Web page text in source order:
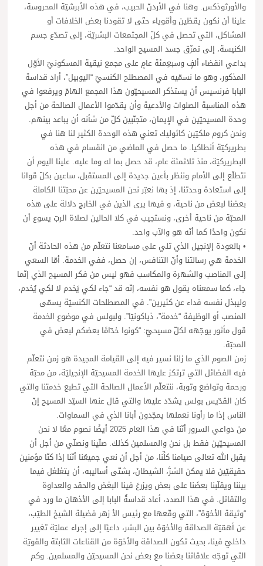
والأورثوذكس. وهنا في الأردنّ الحبيب، في هذه الأبرشيّة المحروسة،
علينا أن نكون يقظين وأقوياء حتّى لا تقودنا بعض الخلافات أو
المشاكل، التي تحصل في كلّ المجتمعات البشريّة، إلى تصدّع جسم
الكنيسة، إلى تمزّق جسد المسيح الواحد.
بداعي انقضاء ألفٍ وسبعِمئة عامٍ على مجمع نيقية المسكونيّ الأوّل
المذكور، وهو ما نسمّيه في المصطلح الكنسيّ “اليوبيل”، أراد قداسة
البابا فرنسيس أن يستذكر المسيحيّون هذا المجمع الهامّ ويرفعوا في
هذه المناسبة الصلوات والأدعية وأن يقدّموا الأعمال الصالحة من أجل
وحدة المسيحيّين في الإيمان، متجنّبين كلّ من شأنه أن يباعد بينهم.
ونحن كروم ملكيّين كاثوليك تعني هذه الوحدة الكثير لنا هنا في
بطريركيّة أنطاكيا. ما حصل في الماضي من انقسام في هذه
البطريركيّة، منذ ثلاثمئة عام، قد حصل بما له وما عليه. علينا اليوم أن
نتطلّع إلى الأمام وننظر بأعين جديدة إلى المستقبل، ساعين بكلّ قوانا
إلى استعادة وحدتنا، إذ بها نعبّر نحن المسيحيّين عن محبّتنا الكاملة
بعضنا لبعض من ناحية، و فيها يرى الذين في الخارج دلالة على هذه
المحبّة من ناحية أخرى، ونستجيب في كلا الحالين لصلاة الربّ يسوع أن
نكون واحدًا كما أنّه هو والآب واحد.
• بالعودة إلإنجيل الذي تلي على مسامعنا نتعلّم من هذه الحادثة أنّ
الخدمة هي رسالتنا وأنّ التنافس، إن حصل، ففي الخدمة. أمّا السعي
إلى المناصب والشهرة والمكاسب فهو ليس من فكر المسيح الذي إنّما
جاء، كما سمعناه يقول هو نفسه، إنّه قد “جاء لكي يَخدم لا لكي يُخدم،
وليبذل نفسه فداء عن كثيرين”. في المصطلحات الكنسيّة يسمّى
المنصب أو الوظيفة “خدمة”، ذياكونيّا”. ولبولس في موضوع الخدمة
قول مأثور يوجّهه لكلّ مسيحيّ: “كونوا خدّامًا بعضكم لبعض في
المحبّة.
زمن الصوم الذي ما زلنا نسير فيه إلى القيامة المجيدة هو زمن نتعلّم
فيه الفضائل التي ترتكز عليها الخدمة المسيحيّة الإنجيليّة، من محبّة
ورحمة وتواضع وتوبة، ننتعلّم الأعمال الصالحة التي تطبع خدمتنا والتي
كان القدّيس بولس يشدّد عليها والتي قال عنها السيّد المسيح إنّ
الناس إذا ما رأونا نعملها يمجّدون أبانا الذي في السماوات.
من دواعي السرور أنّنا في هذا العام 2025 أيضًا نصوم معًا لا نحن
المسيحيّين فقط بل نحن والمسلمين كذلك. صلّينا ونصلّي من أجل أن
يقبل الله تعالى صيامنا كلِّنا، من أجل أن نعي جميعُنا أنّنا إذا كنّا مؤمنين
حقيقيّين فلا يمكن الشرَّ، الشيطانَ، بشتّى أساليبه، أن يتغلغل فيما
بيننا ويقلّبنا بعضَنا على بعض ويزرعَ فينا البغض والحقد والعداوة
والتقاتل. في هذا الصدد، أعاد قداسةُ البابا إلى الأذهان ما ورد في
“وثيقة الأخوّة”، التي وقّعها مع رئيس الأ زهر فضيلة الشيخ الطيّب،
عن أهمّيّة الصداقة والأخوّة بين البشر، داعيًا إلى إجراء عمليّة تغيير
داخليّ فينا، بحيث تكون الصداقة والأخوّة من القناعات الثابتة والقويّة
التي توجّه علاقاتنا بعضنا مع بعض نحن المسيحيّن والمسلمين. وكم